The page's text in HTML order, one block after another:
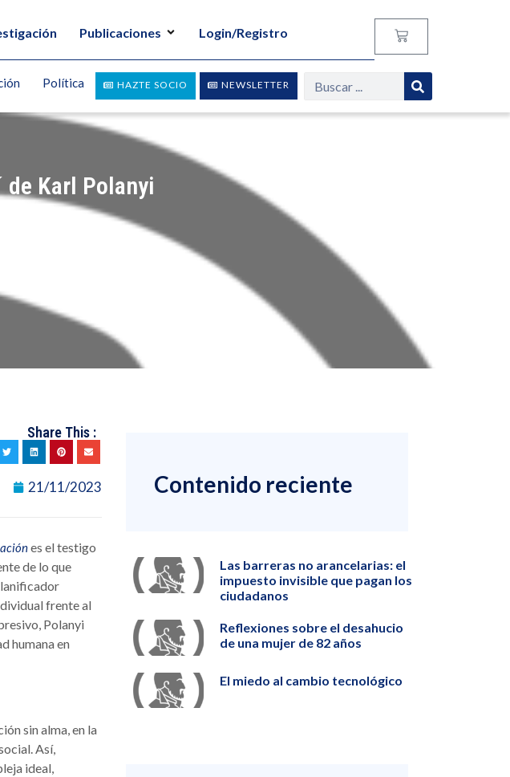
Publicaciones Login/Registro
NEWSLETTER
HAZTE SOCIO
Política
de Karl Polanyi
Share This :
21/11/2023
es el testigo
de lo que
frente al
Polanyi
humana en
sin alma, en la
Así,
ideal,
Contenido reciente
Las barreras no arancelarias: el
impuesto invisible que pagan los
ciudadanos
Reflexiones sobre el desahucio
de una mujer de 82 años
El miedo al cambio tecnológico